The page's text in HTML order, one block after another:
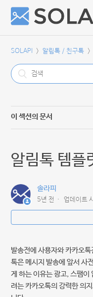
SOLAPI 알림톡 / 친구톡
이 섹션의 문서
이미지 알림톡 가이드 PDF
카카오톡 채널 만들기
친구톡이란?
알림톡이란?
알림톡 템플
솔라피
5년 전 업데이트
발송전에 사용자와 카카오
톡은 메시지 발송에 앞서 사
게 하는 이유는 광고, 스팸이
려는 카카오톡의 강력한 의